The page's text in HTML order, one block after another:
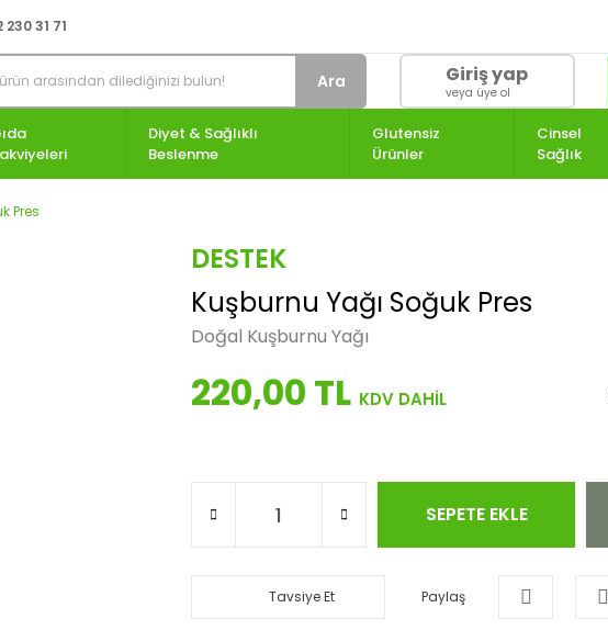
230 31 71
Ara Giriş yap
veya üye ol
Diyet & Sağlıklı
Beslenme
Glutensiz
Ürünler
Cinsel
Sağlık
Pres
DESTEK
Kuşburnu Yağı Soğuk Pres
Doğal Kuşburnu Yağı
220,00 TL
SEPETE EKLE
Tavsiye Et Paylaş